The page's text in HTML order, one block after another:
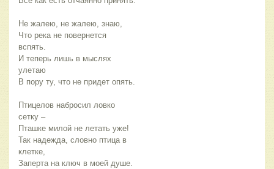
Не жалею, не жалею, знаю,
Что река не повернется
вспять.
И теперь лишь в мыслях
улетаю
В пору ту, что не придет опять.
Птицелов набросил ловко
сетку –
Пташке милой не летать уже!
Так надежда, словно птица в
клетке,
Заперта на ключ в моей душе.